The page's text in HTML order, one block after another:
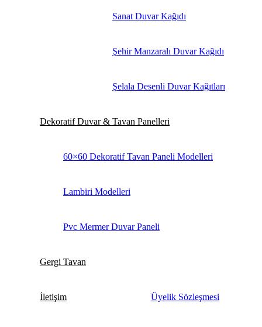
Sanat Duvar Kağıdı
Şehir Manzaralı Duvar Kağıdı
Şelala Desenli Duvar Kağıtları
Dekoratif Duvar & Tavan Panelleri
60×60 Dekoratif Tavan Paneli Modelleri
Lambiri Modelleri
Pvc Mermer Duvar Paneli
Gergi Tavan
İletişim Üyelik Sözleşmesi